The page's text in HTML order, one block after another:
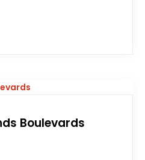
Boulevards